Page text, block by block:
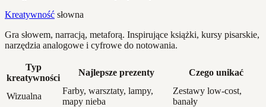
Kreatywność słowna
Gra słowem, narracją, metaforą. Inspirujące książki, kursy pisarskie,
narzędzia analogowe i cyfrowe do notowania.
Typ
kreatywności
Najlepsze prezenty Czego unikać
Wizualna
Farby, warsztaty, lampy,
mapy nieba
Zestawy low-cost,
banały